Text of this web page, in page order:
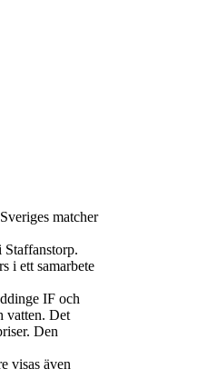
matcher
i ett samarbete
IF och
vatten. Det
Den
visas även